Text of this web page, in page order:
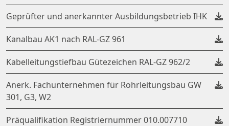
Geprüfter und anerkannter Ausbildungsbetrieb IHK
Kanalbau AK1 nach RAL-GZ 961​​​​​​
Kabelleitungstiefbau Gütezeichen RAL-GZ 962/2
Anerk. Fachunternehmen für Rohrleitungsbau GW
301, G3, W2
Präqualifikation Registriernummer 010.007710